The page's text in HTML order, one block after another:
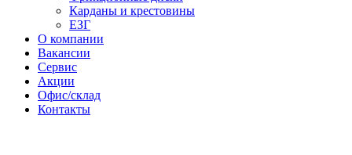
Карданы и крестовины
ЕЗГ
О компании
Вакансии
Сервис
Акции
Офис/склад
Контакты